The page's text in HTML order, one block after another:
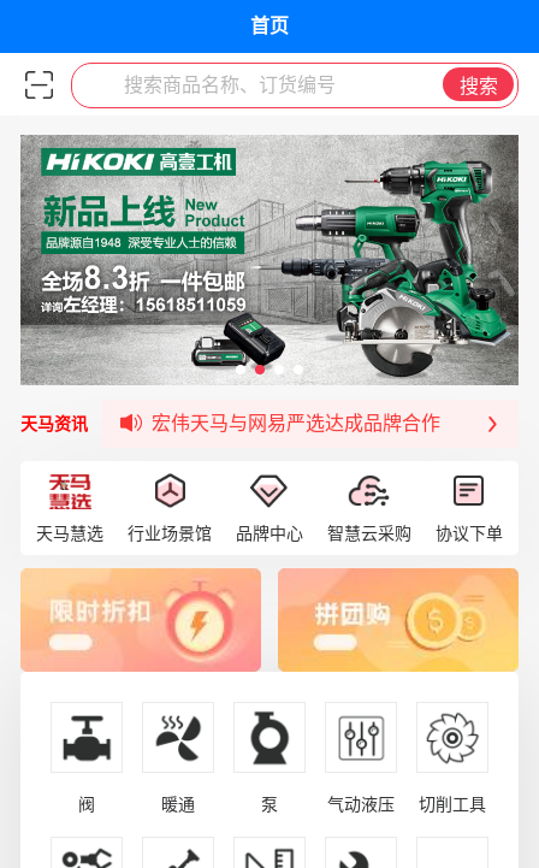
首页
搜索商品名称、订货编号 搜索
天马资讯
宏伟天马平台喜迎战略合作伙伴——航天动力
签约喜讯 | 宏伟与中铝集团成功签约！
宏伟天马与网易严选达成品牌合作
天马慧选 行业场景馆 品牌中心 智慧云采购 协议下单
阀 暖通 泵 气动液压 切削工具